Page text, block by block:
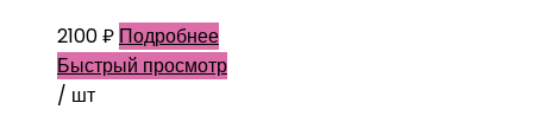
2100₽ Подробнее
Быстрый просмотр
/ шт